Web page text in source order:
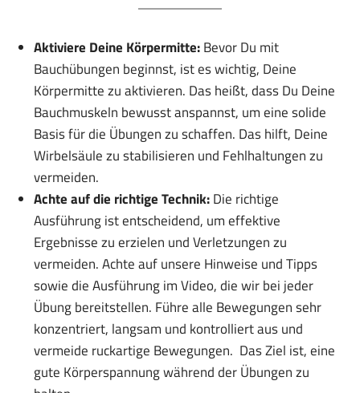
Aktiviere Deine Körpermitte:Bevor Du mit
Bauchübungen beginnst, ist es wichtig, Deine
Körpermitte zu aktivieren. Das heißt, dass Du Deine
Bauchmuskeln bewusst anspannst, um eine solide
Basis für die Übungen zu schaffen. Das hilft, Deine
Wirbelsäule zu stabilisieren und Fehlhaltungen zu
vermeiden.
Achte auf die richtige Technik:Die richtige
Ausführung ist entscheidend, um effektive
Ergebnisse zu erzielen und Verletzungen zu
vermeiden. Achte auf unsere Hinweise und Tipps
sowie die Ausführung im Video, die wir bei jeder
Übung bereitstellen. Führe alle Bewegungen sehr
konzentriert, langsam und kontrolliert aus und
vermeide ruckartige Bewegungen. Das Ziel ist, eine
gute Körperspannung während der Übungen zu